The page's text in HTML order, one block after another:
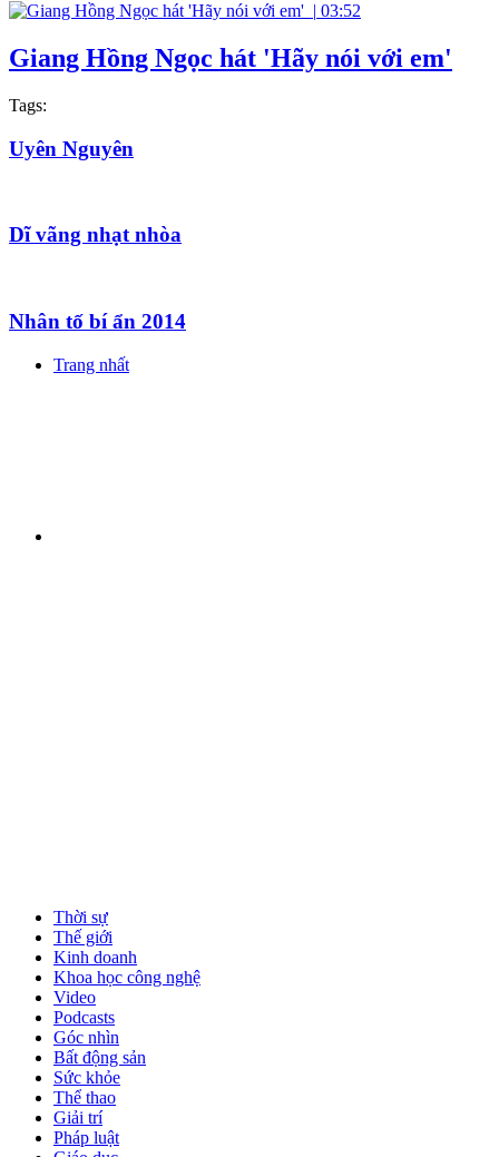
| 03:52
Giang Hồng Ngọc hát 'Hãy nói với em'
Tags:
Uyên Nguyên
Dĩ vãng nhạt nhòa
Nhân tố bí ẩn 2014
Trang nhất
Thời sự
Thế giới
Kinh doanh
Khoa học công nghệ
Video
Podcasts
Góc nhìn
Bất động sản
Sức khỏe
Thể thao
Giải trí
Pháp luật